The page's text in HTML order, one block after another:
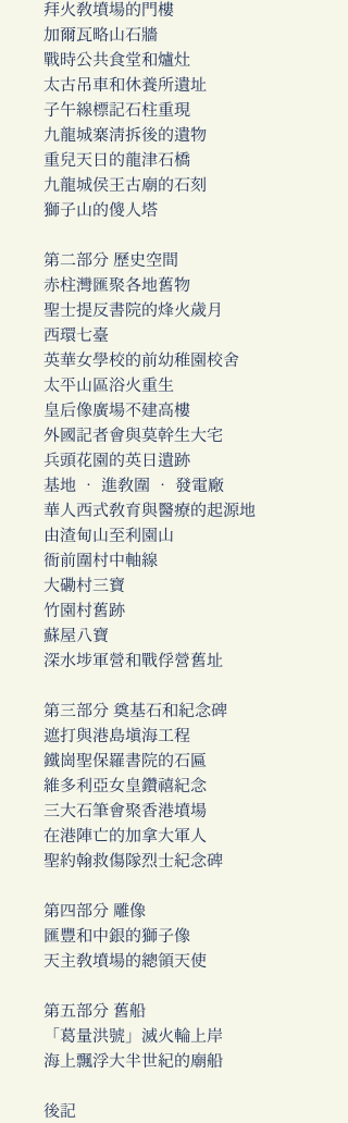
拜火教墳場的門樓
加爾瓦略山石牆
戰時公共食堂和爐灶
太古吊車和休養所遺址
子午線標記石柱重現
九龍城寨清拆後的遺物
重兒天日的龍津石橋
九龍城侯王古廟的石刻
獅子山的傻人塔
第二部分 歷史空間
赤柱灣匯聚各地舊物
聖士提反書院的烽火歲月
西環七臺
英華女學校的前幼稚園校舍
太平山區浴火重生
皇后像廣場不建高樓
外國記者會與莫幹生大宅
兵頭花園的英日遺跡
基地 • 進教圍 • 發電廠
華人西式教育與醫療的起源地
由渣甸山至利園山
衙前圍村中軸線
大磡村三寶
竹園村舊跡
蘇屋八寶
深水埗軍營和戰俘營舊址
第三部分 奠基石和紀念碑
遮打與港島填海工程
鐵崗聖保羅書院的石匾
維多利亞女皇鑽禧紀念
三大石筆會聚香港墳場
在港陣亡的加拿大軍人
聖約翰救傷隊烈士紀念碑
第四部分 雕像
匯豐和中銀的獅子像
天主教墳場的總領天使
第五部分 舊船
「葛量洪號」滅火輪上岸
海上飄浮大半世紀的廟船
後記